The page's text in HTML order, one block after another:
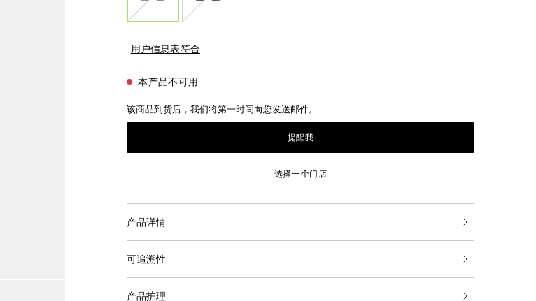
用户信息表符合
本产品不可用
该商品到货后，我们将第一时间向您发送邮件。
提醒我
选择一个门店
产品详情
可追溯性
产品护理